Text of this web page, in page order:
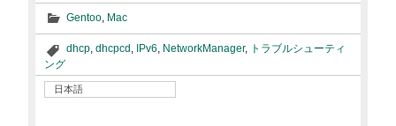
Gentoo, Mac
dhcp, dhcpcd , IPv6, NetworkManager, トラブルシューティ
ング
日本語